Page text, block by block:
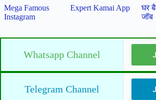
Mega Famous
Instagram
Expert Kamai App
घर
जॉब
Whatsapp Channel
Telegram Channel